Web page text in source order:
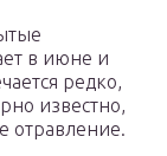
в июне и
редко,
известно,
отравление.